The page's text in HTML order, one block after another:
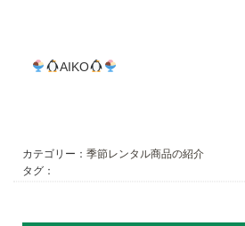
AIKO
カテゴリー： 季節レンタル商品の紹介
タグ：